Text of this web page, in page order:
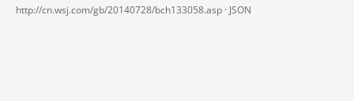
http://cn.wsj.com/gb/20140728/bch133058.asp · JSON